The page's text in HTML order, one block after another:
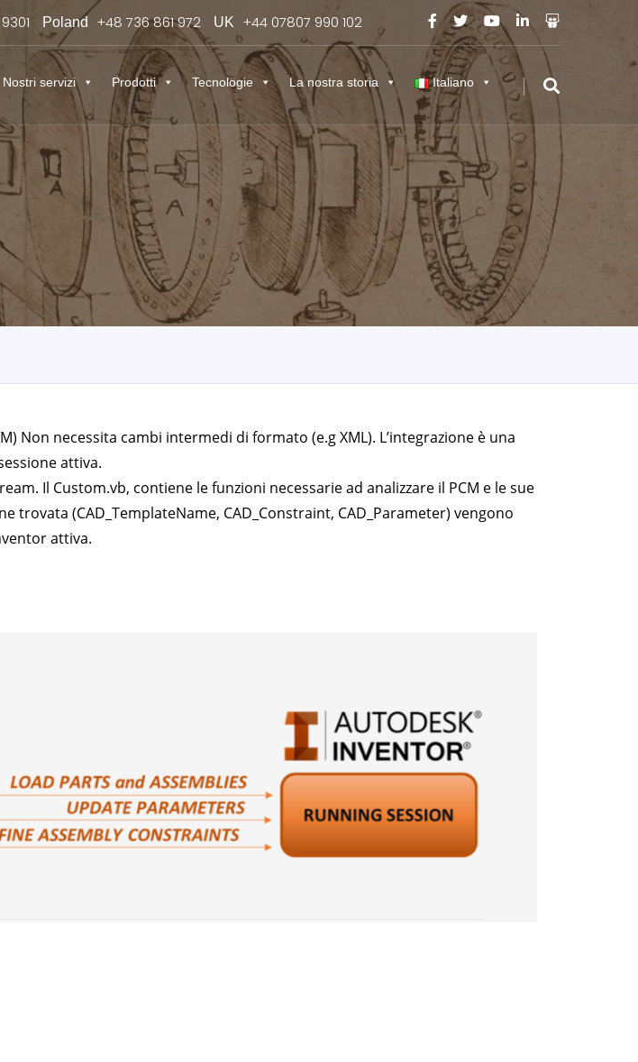
Poland +48 736 861 972 UK +44 07807 990 102
Nostri servizi Prodotti Tecnologie La nostra storia Italiano
Non necessita cambi intermedi di formato (e.g XML). L’integrazione è una
attiva.
Il Custom.vb, contiene le funzioni necessarie ad analizzare il PCM e le sue
(CAD_TemplateName, CAD_Constraint, CAD_Parameter) vengono
attiva.